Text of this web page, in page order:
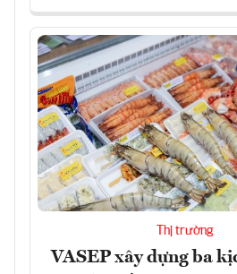
Thị trường
VASEP xây dựng ba